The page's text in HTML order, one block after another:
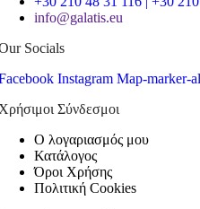
info@galatis.eu
Socials
Instagram Map-marker-
Σύνδεσμοι
Ο λογαριασμός μου
Κατάλογος
Όροι Χρήσης
Πολιτική Cookies